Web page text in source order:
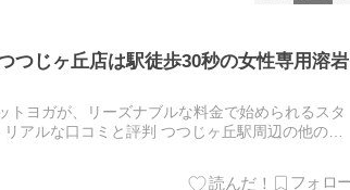
つじヶ丘店は駅徒歩30秒の女性専用溶岩
トヨガが、リーズナブルな料金で始められるスタ
アルな口コミと評判 つつじヶ丘駅周辺の他のホ